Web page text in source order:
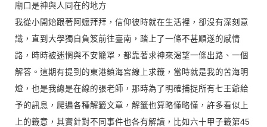
廟口是神與人同在的地方
我從小開始跟著阿嬤拜拜，信仰彼時就在生活裡，卻沒有深刻意
識，直到大學獨自負笈前往臺南，踏上了一條不甚順遂的感情
路，時時被迷惘與不安籠罩，都靠著求神來渴望一條出路、一個
解答。這期有提到的東港鎮海宮線上求籤，當時就是我的苦海明
燈，也是我總是在線的張老師，那時為了明確捕捉所有七王爺給
予的訊息，爬遍各種解籤文章，解籤也算略懂略懂，許多看似上
上的籤意，其實針對不同事件也各有解讀，比如六十甲子籤第45